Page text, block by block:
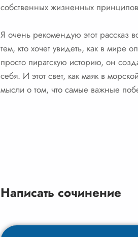
собственных жизненных
Я очень рекомендую этот рассказ
тем, кто хочет увидеть, как в мире
просто пиратскую историю, он
себя. И этот свет, как маяк в
мысли о том, что самые важные
Написать сочинение